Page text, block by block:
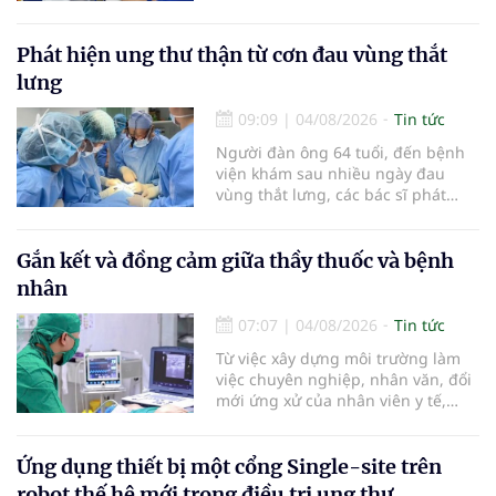
là những nội dung trọng tâm được
báo cáo tại Hội thảo khoa học cập
tiêu hóa - gan mật vừa diễn ra
ngày 1/8 tại Bệnh viện Đại học
quốc tế Hồng Bàng.
Phát hiện ung thư thận từ cơn đau vùng thắt
lưng
09:09 | 04/08/2026
Tin tức
Người đàn ông 64 tuổi, đến bệnh
viện khám sau nhiều ngày đau
vùng thắt lưng, các bác sĩ phát
biểu mô tế bào thận. Với khối u còn
ở giai đoạn sớm, người bệnh được
bằng phẫu thuật robot thay vì phải
cắt bỏ toàn bộ quả thận như trước
đây.
Gắn kết và đồng cảm giữa thầy thuốc và bệnh
nhân
07:07 | 04/08/2026
Tin tức
Từ việc xây dựng môi trường làm
việc chuyên nghiệp, nhân văn, đổi
mới ứng xử của nhân viên y tế,
đồng cảm, gắn kết cao giữa thầy
thuốc với bệnh nhân.
Ứng dụng thiết bị một cổng Single-site trên